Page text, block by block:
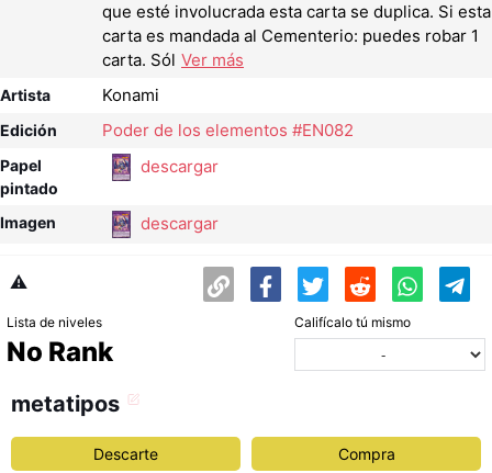
que esté involucrada esta carta se duplica. Si esta
carta es mandada al Cementerio: puedes robar 1
carta. Sól Ver más
Artista Konami
Edición Poder de los elementos #EN082
Papel
pintado
descargar
Imagen descargar
⚠️
Lista de niveles
No Rank
Califícalo tú mismo
metatipos
Descarte Compra